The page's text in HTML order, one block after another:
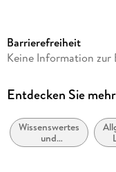
Autor/Autorin
Verlag/Hersteller
Produktart
Kalender
Barrierefreiheit
Keine Information
Entdecken Sie mehr
Wissenswertes
und
Quizfragen